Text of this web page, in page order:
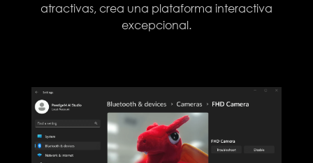
atractivas, crea una plataforma interactiva
excepcional.